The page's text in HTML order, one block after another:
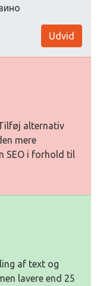
Udvid
alternativ
mere
SEO i forhold til
af text og
lavere end 25